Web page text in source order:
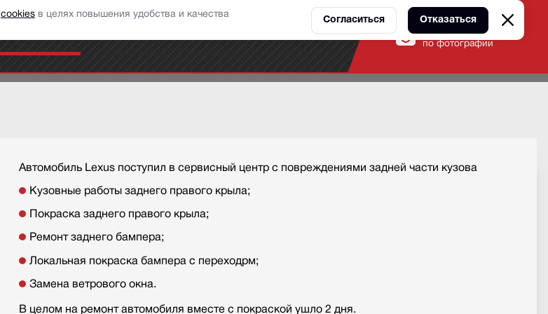
Контакты Оценка ремонта
по фотографии
Автомобиль Lexus поступил в сервисный центр с повреждениями задней части кузова
Кузовные работы заднего правого крыла;
Покраска заднего правого крыла;
Ремонт заднего бампера;
Локальная покраска бампера с переходрм;
Замена ветрового окна.
В целом на ремонт автомобиля вместе с покраской ушло 2 дня.
cookiesв целях повышения удобства и качества
Согласиться Отказаться